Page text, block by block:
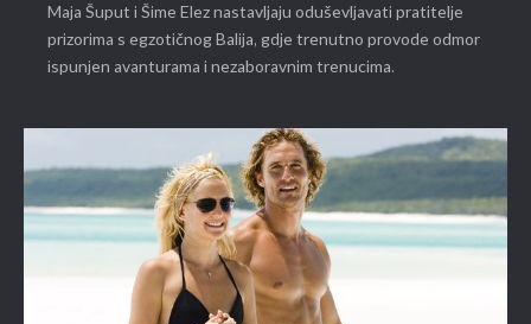
Maja Šuput i Šime Elez nastavljaju oduševljavati pratitelje
prizorima s egzotičnog Balija, gdje trenutno provode odmor
ispunjen avanturama i nezaboravnim trenucima.